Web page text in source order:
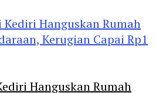
Hanguskan Rumah